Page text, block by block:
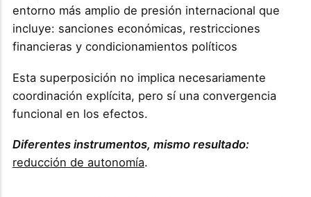
entorno más amplio de presión internacional que
incluye: sanciones económicas, restricciones
financieras y condicionamientos políticos
Esta superposición no implica necesariamente
coordinación explícita, pero sí una convergencia
funcional en los efectos.
Diferentes instrumentos, mismo resultado:
reducción de autonomía.